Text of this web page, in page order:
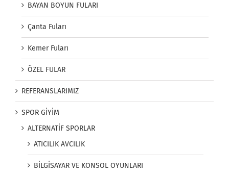
BAYAN BOYUN FULARI
Çanta Fuları
Kemer Fuları
ÖZEL FULAR
REFERANSLARIMIZ
SPOR GİYİM
ALTERNATİF SPORLAR
ATICILIK AVCILIK
BİLGİSAYAR VE KONSOL OYUNLARI